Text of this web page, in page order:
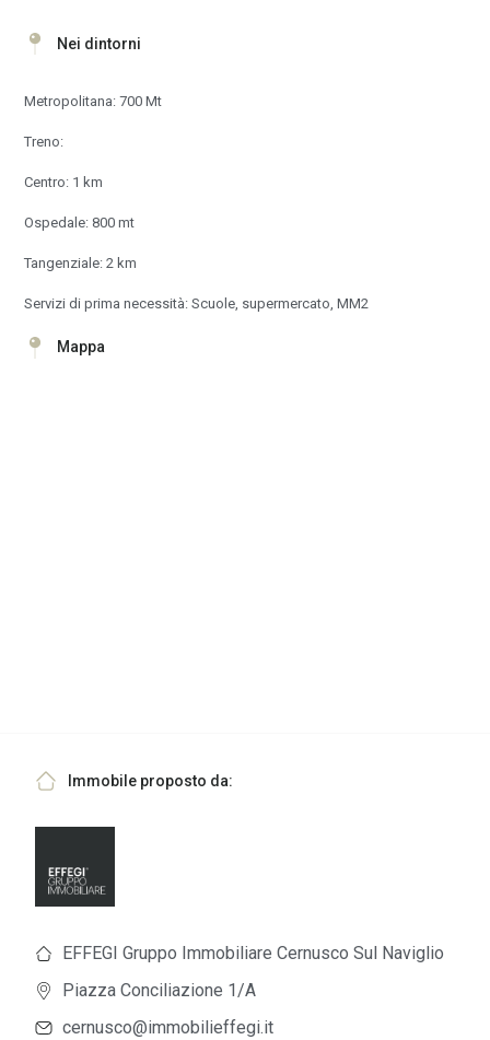
Nei dintorni
Metropolitana: 700 Mt
Treno:
Centro: 1 km
Ospedale: 800 mt
Tangenziale: 2 km
Servizi di prima necessità: Scuole, supermercato, MM2
Mappa
Immobile proposto da:
EFFEGI Gruppo Immobiliare Cernusco Sul Naviglio
Piazza Conciliazione 1/A
cernusco@immobilieffegi.it